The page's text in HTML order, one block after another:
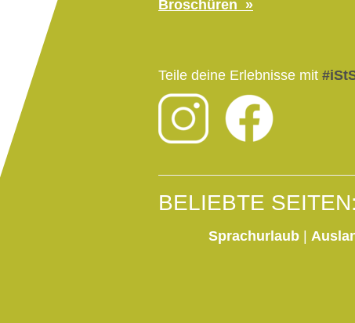
Broschüren
Teile deine Erlebnisse mit
BELIEBTE SEITEN:
Sprachurlaub |